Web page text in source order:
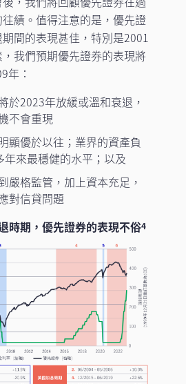
績。值得注意的是，優先證
間的表現甚佳，特別是2001
我們預期優先證券的表現將
年：
於2023年放緩或溫和衰退，
不會重現
顯優於以往；業界的資產負
年來最穩健的水平；以及
嚴格監管，加上資本充足，
對信貸問題
時期，優先證券的表現不俗4